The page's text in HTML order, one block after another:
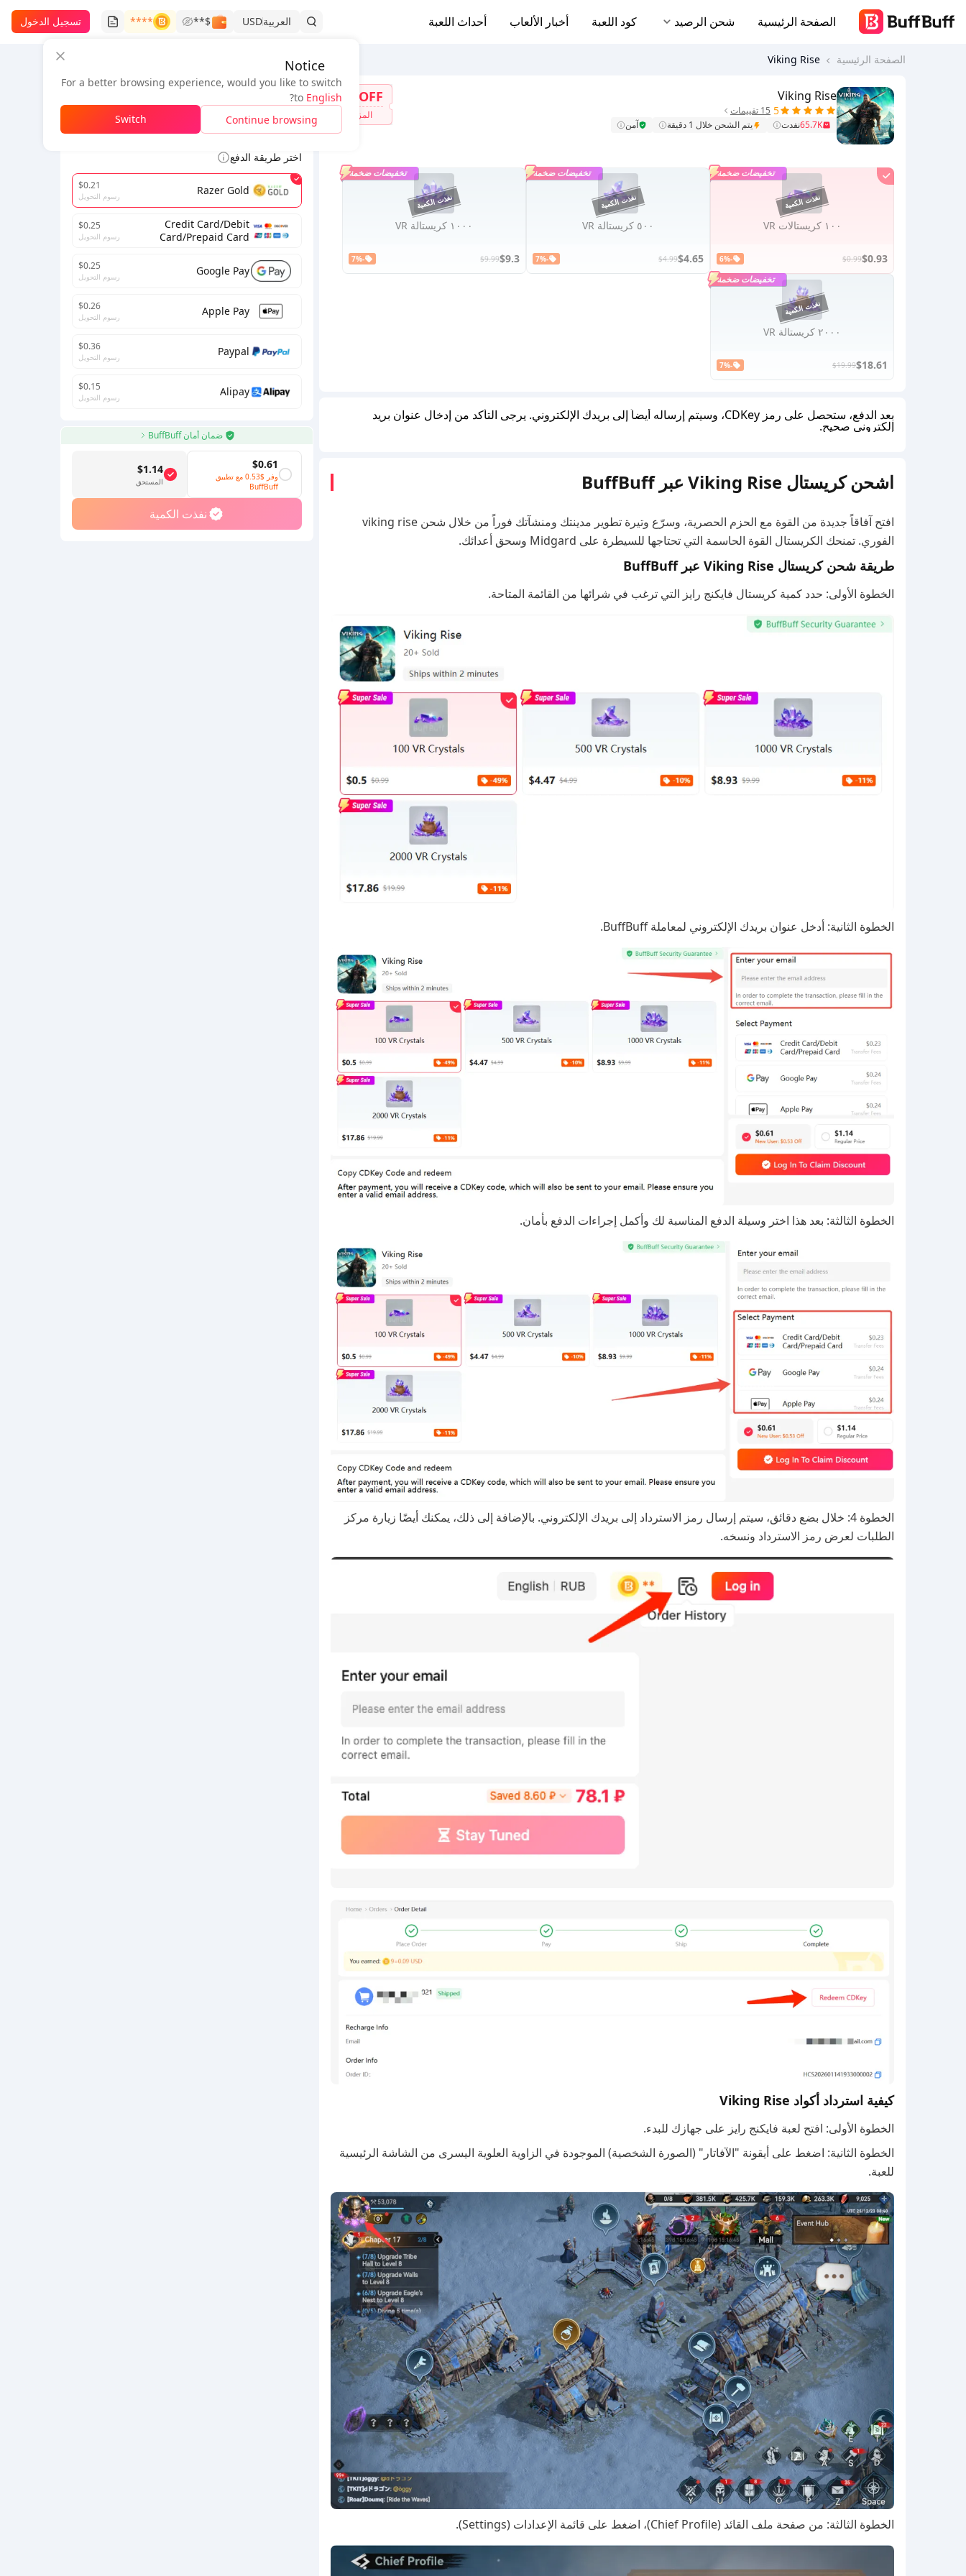
الصفحة الرئيسية شحن الرصيد كود اللعبة أخبار الألعاب أحداث اللعبة العربيةUSD
$**
**** تسجيل الدخول
الصفحة الرئيسية Viking Rise
معلومات الطلب
*
اختر طريقة الدفع
Razer Gold
$0.21
رسوم التحويل
Credit Card/Debit
Card/Prepaid Card
$0.25
رسوم التحويل
Google Pay
$0.25
رسوم التحويل
Apple Pay
$0.26
رسوم التحويل
Paypal
$0.36
رسوم التحويل
Alipay
$0.15
رسوم التحويل
ضمان أمان BuffBuff
$0.61
وفر $0.53
مع تطبيق
BuffBuff
$1.14
المستحق
نفذت الكمية
Viking Rise
5 15 تقييمات
65.7Kنفدت يتم الشحن خلال 1 دقيقة آمن
7%OFF
المزيد
١٠٠ كريستالات VR
$0.93
$0.99
-6%
تخفيضات ضخمة
٥٠٠ كريستالة VR
$4.65
$4.99
-7%
تخفيضات ضخمة
١٠٠٠ كريستالة VR
$9.3
$9.99
-7%
تخفيضات ضخمة
٢٠٠٠ كريستالة VR
$18.61
$19.99
-7%
تخفيضات ضخمة
بعد الدفع، ستحصل على رمز CDKey، وسيتم إرساله أيضاً إلى بريدك الإلكتروني. يرجى التأكد من إدخال عنوان بريد
إلكتروني صحيح.
اشحن كريستال Viking Rise عبر BuffBuff
افتح آفاقاً جديدة من القوة مع الحزم الحصرية، وسرّع وتيرة تطوير مدينتك ومنشآتك فوراً من خلال شحن viking rise
الفوري. تمنحك الكريستال القوة الحاسمة التي تحتاجها للسيطرة على Midgard وسحق أعدائك.
طريقة شحن كريستال Viking Rise عبر BuffBuff
الخطوة الأولى: حدد كمية كريستال فايكنج رايز التي ترغب في شرائها من القائمة المتاحة.
الخطوة الثانية: أدخل عنوان بريدك الإلكتروني لمعاملة BuffBuff.
الخطوة الثالثة: بعد هذا اختر وسيلة الدفع المناسبة لك وأكمل إجراءات الدفع بأمان.
الخطوة 4: خلال بضع دقائق، سيتم إرسال رمز الاسترداد إلى بريدك الإلكتروني. بالإضافة إلى ذلك، يمكنك أيضًا زيارة مركز
الطلبات لعرض رمز الاسترداد ونسخه.
كيفية استرداد أكواد Viking Rise
الخطوة الأولى: افتح لعبة فايكنج رايز على جهازك للبدء.
الخطوة الثانية: اضغط على أيقونة "الآفاتار" (الصورة الشخصية) الموجودة في الزاوية العلوية اليسرى من الشاشة الرئيسية
للعبة.
الخطوة الثالثة: من صفحة ملف القائد (Chief Profile)، اضغط على قائمة الإعدادات (Settings).
Notice
For a better browsing experience, would you like to switch
to English
?
Continue browsing
Switch